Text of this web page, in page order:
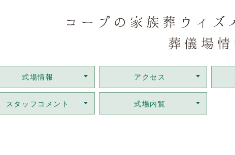
コープの家族葬ウィ
葬儀場情
式場情報 アクセス
スタッフコメント 式場内覧